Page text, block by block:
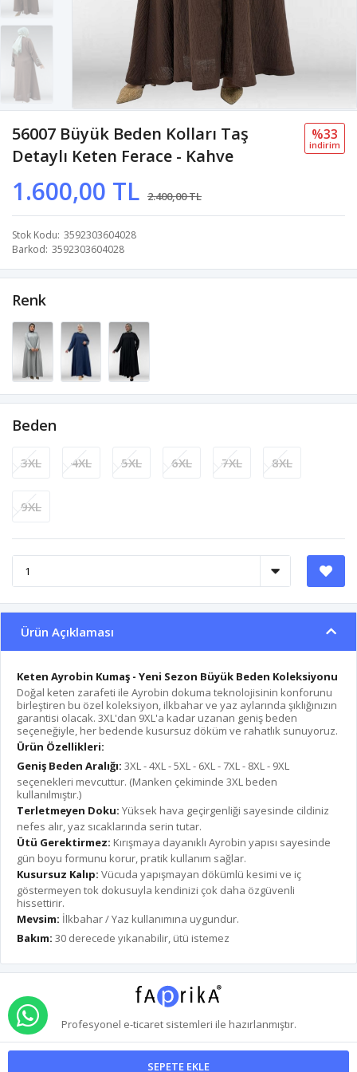
56007 Büyük Beden Kolları Taş
Detaylı Keten Ferace - Kahve
1.600,00 TL 2.400,00 TL
%33
i̇ndi̇ri̇m
Stok Kodu 3592303604028
Barkod 3592303604028
Renk
Beden
3XL 4XL 5XL 6XL 7XL 8XL
9XL
SEPETE EKLE
Ürün Açıklaması
Keten Ayrobin Kumaş - Yeni Sezon Büyük Beden Koleksiyonu
Doğal keten zarafeti ile Ayrobin dokuma teknolojisinin konforunu
birleştiren bu özel koleksiyon, ilkbahar ve yaz aylarında şıklığınızın
garantisi olacak. 3XL'dan 9XL'a kadar uzanan geniş beden
seçeneğiyle, her bedende kusursuz döküm ve rahatlık sunuyoruz.
Ürün Özellikleri:
Geniş Beden Aralığı: 3XL - 4XL - 5XL - 6XL - 7XL - 8XL - 9XL
seçenekleri mevcuttur. (Manken çekiminde 3XL beden
kullanılmıştır.)
Terletmeyen Doku: Yüksek hava geçirgenliği sayesinde cildiniz
nefes alır, yaz sıcaklarında serin tutar.
Ütü Gerektirmez: Kırışmaya dayanıklı Ayrobin yapısı sayesinde
gün boyu formunu korur, pratik kullanım sağlar.
Kusursuz Kalıp: Vücuda yapışmayan dökümlü kesimi ve iç
göstermeyen tok dokusuyla kendinizi çok daha özgüvenli
hissettirir.
Mevsim: İlkbahar / Yaz kullanımına uygundur.
Bakım: 30 derecede yıkanabilir, ütü istemez
Profesyonel e-ticaretsistemleri ile hazırlanmıştır.